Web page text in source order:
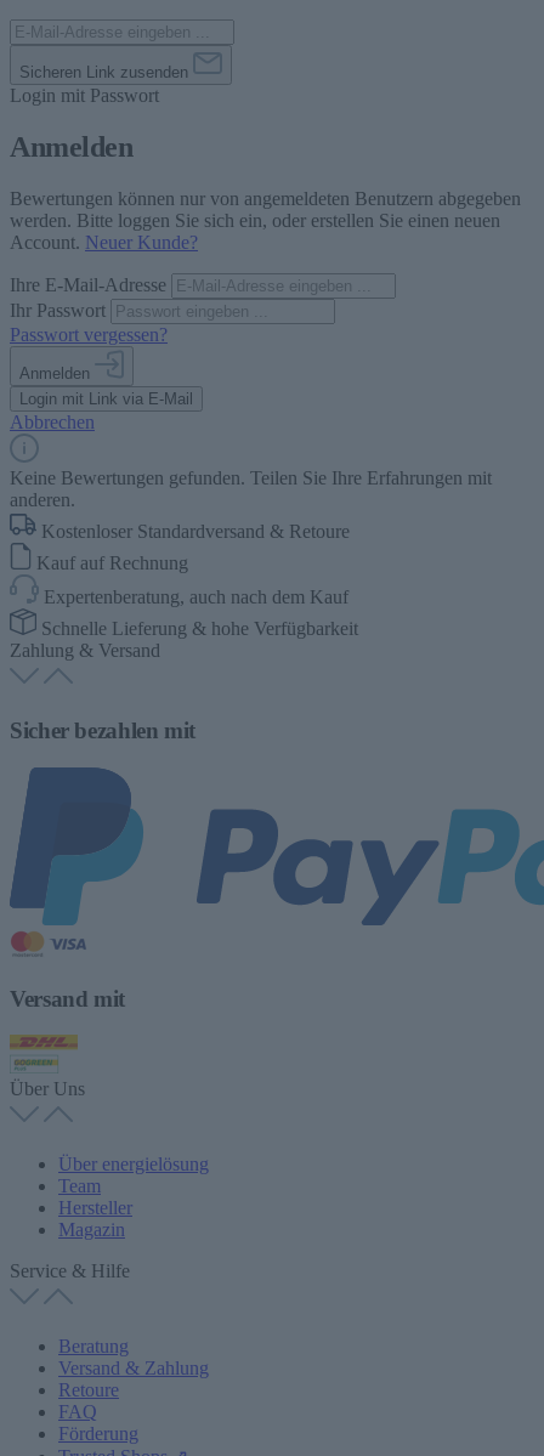
Sicheren Link zusenden
Login mit Passwort
Anmelden
Bewertungen können nur von angemeldeten Benutzern abgegeben
werden. Bitte loggen Sie sich ein, oder erstellen Sie einen neuen
Account. Neuer Kunde?
Ihre E-Mail-Adresse
Ihr Passwort
Passwort vergessen?
Anmelden
Login mit Link via E-Mail
Abbrechen
Keine Bewertungen gefunden. Teilen Sie Ihre Erfahrungen mit
anderen.
Kostenloser Standardversand & Retoure
Kauf auf Rechnung
Expertenberatung, auch nach dem Kauf
Schnelle Lieferung & hohe Verfügbarkeit
Zahlung & Versand
Sicher bezahlen mit
Versand mit
Über Uns
Über energielösung
Team
Hersteller
Magazin
Service & Hilfe
Beratung
Versand & Zahlung
Retoure
FAQ
Förderung